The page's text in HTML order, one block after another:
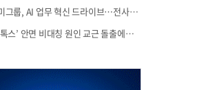
한미그룹, AI 업무 혁신 드라이브…전사적 AI 활용 문화 구축
‘보톡스’ 안면 비대칭 원인 교근 돌출에도 사용?